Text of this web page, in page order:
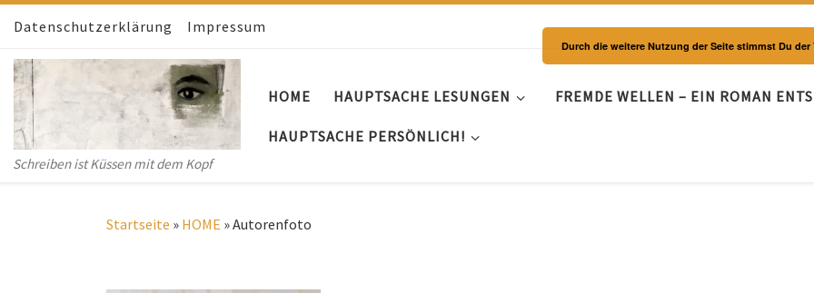
Zum Inhalt springen
Datenschutzerklärung Impressum
Schreiben ist Küssen mit dem Kopf
HOME HAUPTSACHE LESUNGEN FREMDE WELLEN – EIN ROMAN
HAUPTSACHE PERSÖNLICH!
Startseite » HOME »Autorenfoto
Durch die weitere Nutzung der Seite stimmst Du